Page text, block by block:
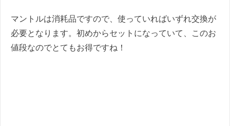
マントルは消耗品ですので、使っていればいずれ交換が
必要となります。初めからセットになっていて、このお
値段なのでとてもお得ですね！